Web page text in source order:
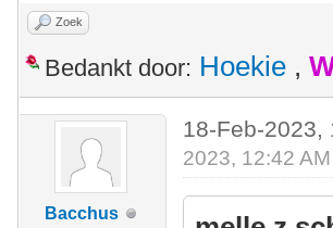
Zoek
Bedankt door: Hoekie ,
Bacchus
18-Feb-2023,
2023, 12:42